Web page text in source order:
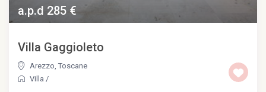
a.p.d 285 €
Villa Gaggioleto
Arezzo ,Toscane
Villa /